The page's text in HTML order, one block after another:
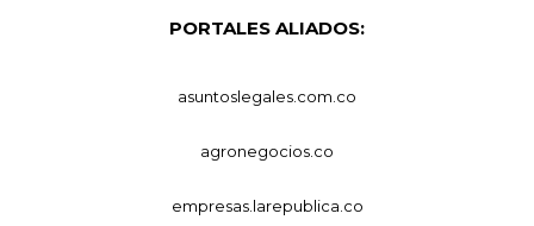
PORTALES ALIADOS:
asuntoslegales.com.co
agronegocios.co
empresas.larepublica.co